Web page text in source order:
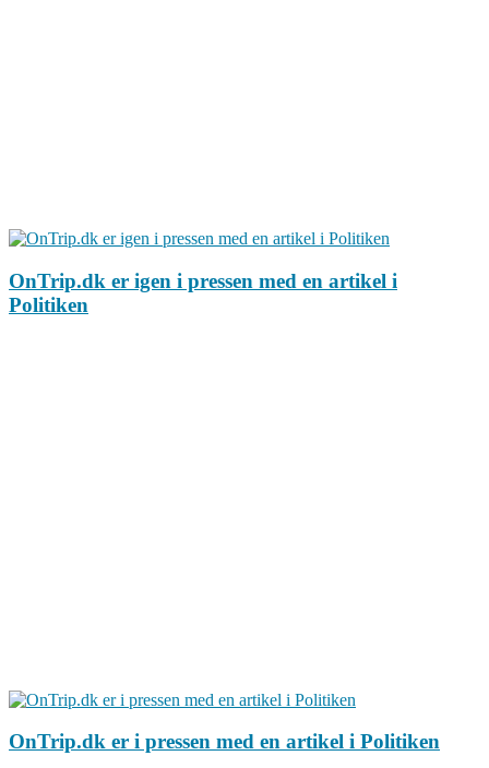
OnTrip.dk er igen i pressen med en artikel i
Politiken
OnTrip.dk er i pressen med en artikel i Politiken